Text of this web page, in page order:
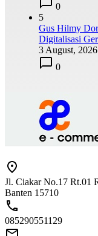
0
5
Gus Hilmy
Digitalisasi
3 August,
0
Jl. Ciakar No.17 Rt.01
Banten 15710
085290551129